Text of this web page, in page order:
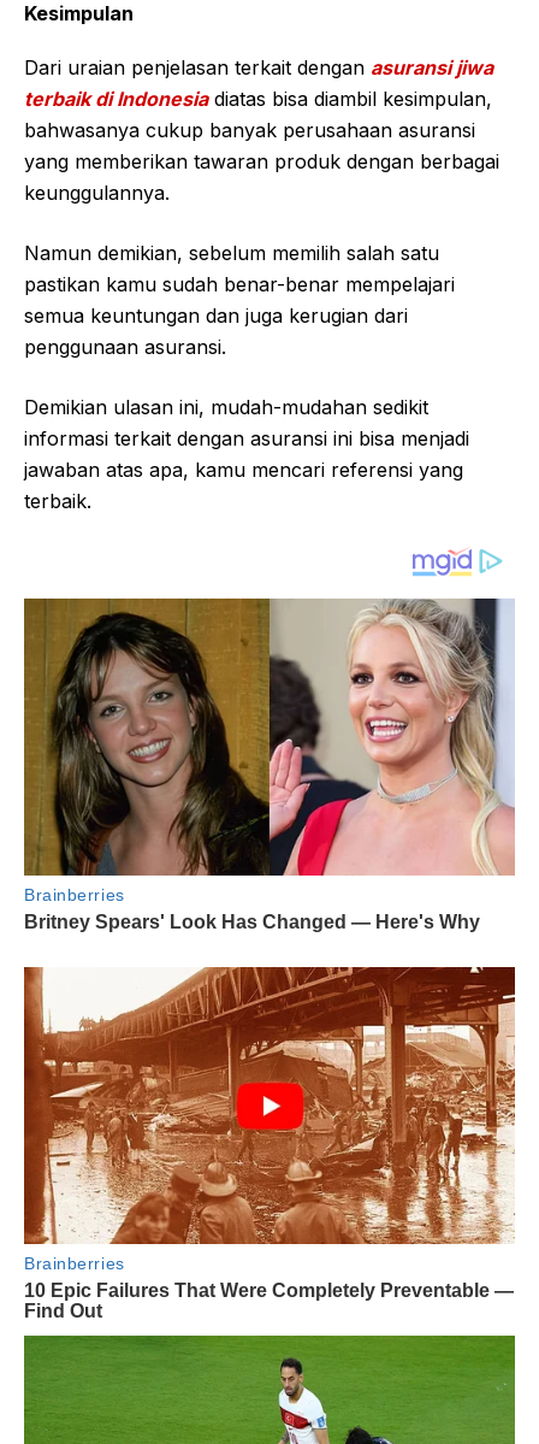
Kesimpulan
Dari uraian penjelasan terkait dengan asuransi jiwa
terbaik di Indonesiadiatas bisa diambil kesimpulan,
bahwasanya cukup banyak perusahaan asuransi
yang memberikan tawaran produk dengan berbagai
keunggulannya.
Namun demikian, sebelum memilih salah satu
pastikan kamu sudah benar-benar mempelajari
semua keuntungan dan juga kerugian dari
penggunaan asuransi.
Demikian ulasan ini, mudah-mudahan sedikit
informasi terkait dengan asuransi ini bisa menjadi
jawaban atas apa, kamu mencari referensi yang
terbaik.